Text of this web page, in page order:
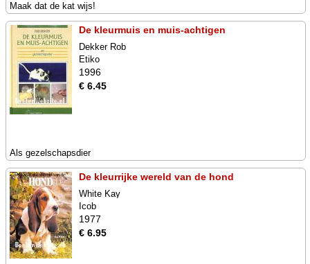
Maak dat de kat wijs!
De kleurmuis en muis-achtigen
Dekker Rob
Etiko
1996
€ 6.45
Als gezelschapsdier
De kleurrijke wereld van de hond
White Kay
Icob
1977
€ 6.95